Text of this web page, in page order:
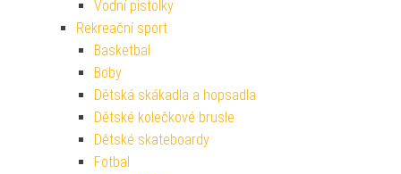
Vodní pistolky
Rekreační sport
Basketbal
Boby
Dětská skákadla a hopsadla
Dětské kolečkové brusle
Dětské skateboardy
Fotbal